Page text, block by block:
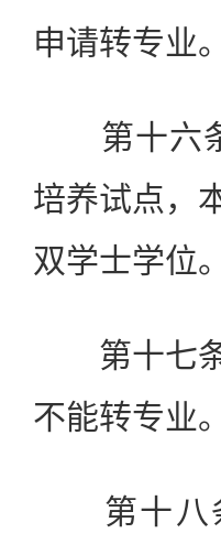
申请转专业。
第十六条
培养试点，
双学士学位。
第十七条
不能转专业。
第十八条